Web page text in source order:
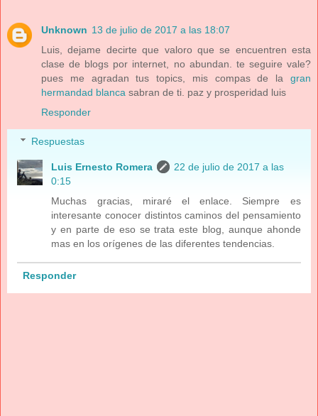
Unknown 13 de julio de 2017 a las 18:07
Luis, dejame decirte que valoro que se encuentren esta
clase de blogs por internet, no abundan. te seguire vale?
pues me agradan tus topics, mis compas de la gran
hermandad blanca sabran de ti. paz y prosperidad luis
Responder
Respuestas
Luis Ernesto Romera
22 de julio de 2017 a las
0:15
Muchas gracias, miraré el enlace. Siempre es
interesante conocer distintos caminos del pensamiento
y en parte de eso se trata este blog, aunque ahonde
mas en los orígenes de las diferentes tendencias.
Responder